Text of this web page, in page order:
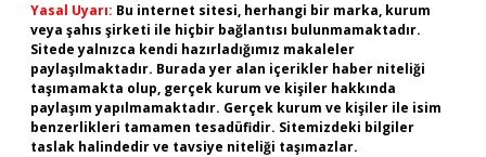
Yasal Uyarı: Bu internet sitesi, herhangi bir marka, kurum
veya şahıs şirketi ile hiçbir bağlantısı bulunmamaktadır.
Sitede yalnızca kendi hazırladığımız makaleler
paylaşılmaktadır. Burada yer alan içerikler haber niteliği
taşımamakta olup, gerçek kurum ve kişiler hakkında
paylaşım yapılmamaktadır. Gerçek kurum ve kişiler ile isim
benzerlikleri tamamen tesadüfidir. Sitemizdeki bilgiler
taslak halindedir ve tavsiye niteliği taşımazlar.